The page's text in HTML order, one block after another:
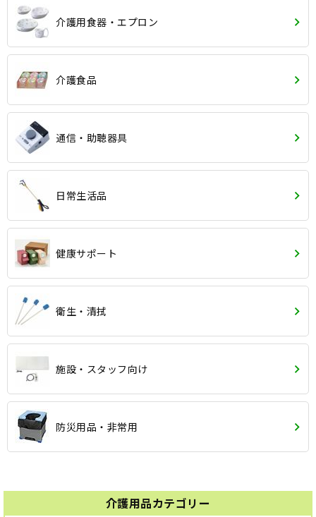
介護用品カテゴリー
介護用食器・エプロン
介護食品
通信・助聴器具
日常生活品
健康サポート
衛生・清拭
施設・スタッフ向け
防災用品・非常用